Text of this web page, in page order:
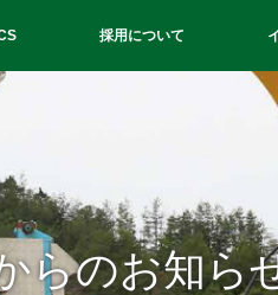
採用について
らのお知ら